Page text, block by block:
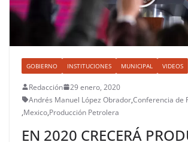
GOBIERNO INSTITUCIONES MUNICIPAL VIDEOS
Redacción
29 enero, 2020
Andrés Manuel López Obrador,Conferencia de
,Mexico,Producción Petrolera
EN 2020 CRECERÁ